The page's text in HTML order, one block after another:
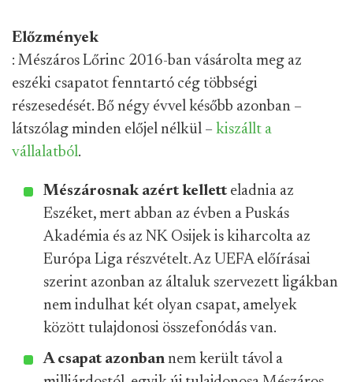
Előzmények
: Mészáros Lőrinc 2016-ban vásárolta meg az
eszéki csapatot fenntartó cég többségi
részesedését. Bő négy évvel később azonban –
látszólag minden előjel nélkül – kiszállt a
vállalatból.
Mészárosnak azért kellett eladnia az
Eszéket, mert abban az évben a Puskás
Akadémia és az NK Osijek is kiharcolta az
Európa Liga részvételt. Az UEFA előírásai
szerint azonban az általuk szervezett ligákban
nem indulhat két olyan csapat, amelyek
között tulajdonosi összefonódás van.
A csapat azonban nem került távol a